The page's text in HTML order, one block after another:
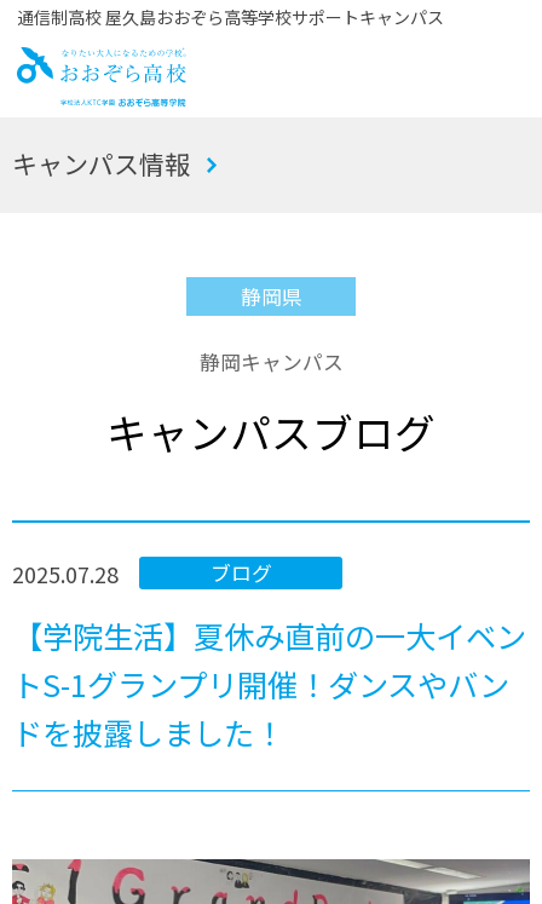
通信制高校 屋久島おおぞら高等学校サポートキャンパス
お
キャンパス情報
静岡県
静岡キャンパス
キャンパスブログ
ブログ
2025.07.28
【学院生活】夏休み直前の一大イベン
トS-1グランプリ開催！ダンスやバン
ドを披露しました！